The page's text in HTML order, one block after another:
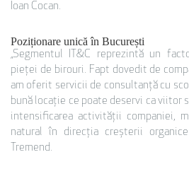
Ioan Cocan.
Poziționare unică în București
„Segmentul IT&C reprezintă un
pieței de birouri. Fapt dovedit de
am oferit servicii de consultanță cu
bună locație ce poate deservi ca viitor
intensificarea activității companiei,
natural în direcția creșterii
Tremend.